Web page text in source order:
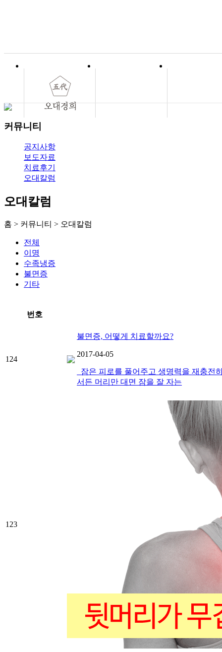
의료진 소개
진료안내
오대경희의 강점
오시는 길
오대 온담탕
왕뜸요법
봉침요법
한의학&이명
원인
도움되는 생활습관
정보게시판
한의학&수족냉증
증상
원인
도움되는 생활습관
정보게시판
증상
자가진단
갱년기 불면증
수면제 논평
정보게시판
과민성대장증후군 치
료
증상
원인
온라인예약
FAQ
보도자료
치료후기
오대칼럼
커뮤니티
공지사항
보도자료
치료후기
오대칼럼
오대칼럼
홈 > 커뮤니티 > 오대칼럼
전체
이명
수족냉증
불면증
기타
번호
124
불면증, 어떻게 치료할까요?
2017-04-05
잠은 피로를 풀어주고 생명력을 재충전
서든 머리만 대면 잠을 잘 자는
123